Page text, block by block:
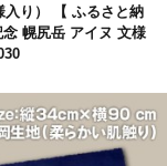
入り） 【 ふるさと納
幌尻岳 アイヌ 文様